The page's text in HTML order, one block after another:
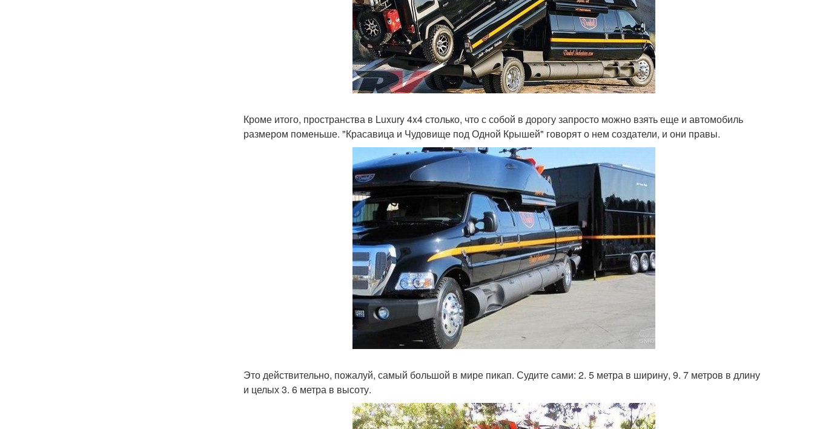
Кроме итого, пространства в Luxury 4x4 столько, что с собой в дорогу запросто можно взять еще и автомобиль
размером поменьше. "Красавица и Чудовище под Одной Крышей" говорят о нем создатели, и они правы.
Это действительно, пожалуй, самый большой в мире пикап. Судите сами: 2. 5 метра в ширину, 9. 7 метров в длину
и целых 3. 6 метра в высоту.